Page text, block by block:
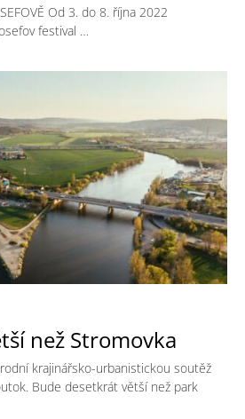
Od 3. do 8. října 2022
festival …
než Stromovka
krajinářsko-urbanistickou soutěž
Bude desetkrát větší než park